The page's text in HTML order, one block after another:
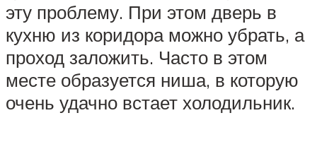
эту проблему. При этом дверь в
кухню из коридора можно убрать, а
проход заложить. Часто в этом
месте образуется ниша, в которую
очень удачно встает холодильник.